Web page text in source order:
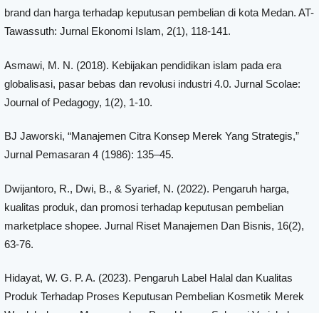
brand dan harga terhadap keputusan pembelian di kota Medan. AT-
Tawassuth: Jurnal Ekonomi Islam, 2(1), 118-141.
Asmawi, M. N. (2018). Kebijakan pendidikan islam pada era
globalisasi, pasar bebas dan revolusi industri 4.0. Jurnal Scolae:
Journal of Pedagogy, 1(2), 1-10.
BJ Jaworski, “Manajemen Citra Konsep Merek Yang Strategis,”
Jurnal Pemasaran 4 (1986): 135–45.
Dwijantoro, R., Dwi, B., & Syarief, N. (2022). Pengaruh harga,
kualitas produk, dan promosi terhadap keputusan pembelian
marketplace shopee. Jurnal Riset Manajemen Dan Bisnis, 16(2),
63-76.
Hidayat, W. G. P. A. (2023). Pengaruh Label Halal dan Kualitas
Produk Terhadap Proses Keputusan Pembelian Kosmetik Merek